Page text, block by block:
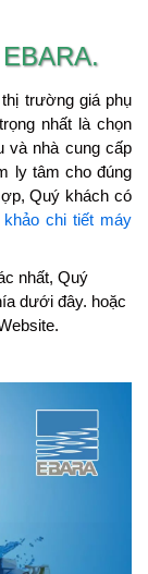
trường giá phụ
nhất là chọn
và nhà cung cấp
ly tâm cho đúng
Quý khách có
khảo chi tiết máy
nhất, Quý
dưới đây. hoặc